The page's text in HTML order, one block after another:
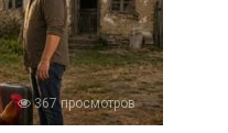
367 просмотров